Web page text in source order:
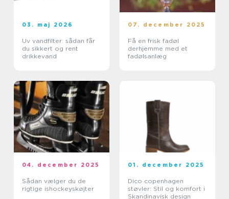
03. maj 2026
Uv vandfilter: sådan får
du sikkert og rent
drikkevand
07. december 2025
Få en frisk fadøl
derhjemme med et
fadølsanlæg
04. december 2025
Sådan vælger du de
rigtige ishockeyskøjter
01. december 2025
Dico copenhagen
støvler: Stil og komfort i
Skandinavisk design